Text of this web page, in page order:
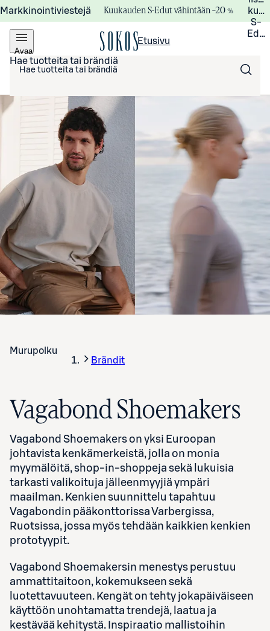
Markkinointiviestejä Kuukauden S-Edut vähintään –20 %
S-
Avaa
valikko
Etusivu
Hae tuotteita tai brändiä
Murupolku
Brändit
Vagabond Shoemakers
Vagabond Shoemakers on yksi Euroopan
johtavista kenkämerkeistä, jolla on monia
myymälöitä, shop-in-shoppeja sekä lukuisia
tarkasti valikoituja jälleenmyyjiä ympäri
maailman. Kenkien suunnittelu tapahtuu
Vagabondin pääkonttorissa Varbergissa,
Ruotsissa, jossa myös tehdään kaikkien kenkien
prototyypit.
Vagabond Shoemakersin menestys perustuu
ammattitaitoon, kokemukseen sekä
luotettavuuteen. Kengät on tehty jokapäiväiseen
käyttöön unohtamatta trendejä, laatua ja
kestävää kehitystä. Inspiraatio mallistoihin